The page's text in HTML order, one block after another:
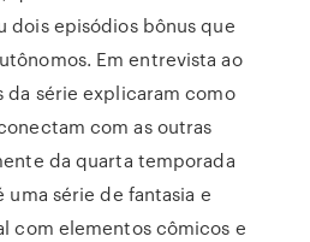
dois episódios bônus que
Em entrevista ao
da série explicaram como
com as outras
da quarta temporada
série de fantasia e
com elementos cômicos e